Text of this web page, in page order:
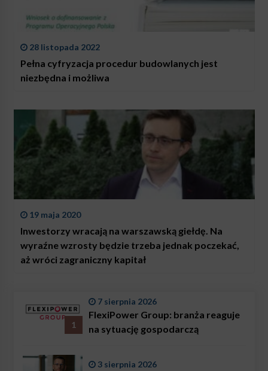
28 listopada 2022
Pełna cyfryzacja procedur budowlanych jest
niezbędna i możliwa
19 maja 2020
Inwestorzy wracają na warszawską giełdę. Na
wyraźne wzrosty będzie trzeba jednak poczekać,
aż wróci zagraniczny kapitał
1
7 sierpnia 2026
FlexiPower Group: branża reaguje
na sytuację gospodarczą
3 sierpnia 2026